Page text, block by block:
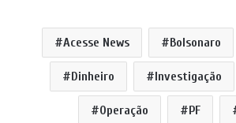
Acesse News Bolsonaro
Dinheiro Investigação
Operação PF